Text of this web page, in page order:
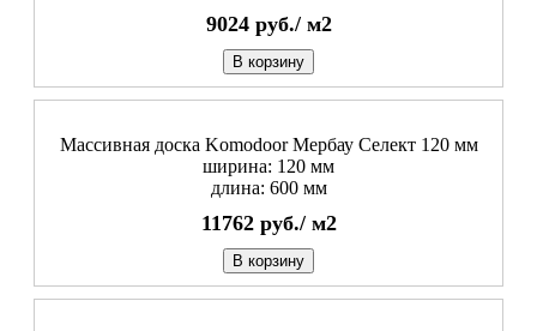
9024 руб./ м2
В корзину
Массивная доска Komodoor Мербау Селект 120 мм
ширина: 120 мм
длина: 600 мм
11762 руб./ м2
В корзину